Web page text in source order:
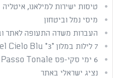
טיסות ישירות למילאנו, איטליה
מיסי נמל וביטחון
העברות משדה התעופה לאתר
7 לילות במלון *Hotel Cielo Blu *3 ע"ב חצי פנסיון
6 ימי סקי-פס Passo Tonale
נציג ישראלי באתר